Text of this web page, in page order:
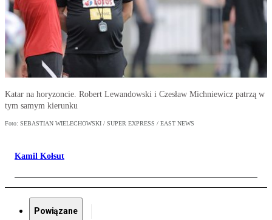
Katar na horyzoncie. Robert Lewandowski i Czesław Michniewicz patrzą w
tym samym kierunku
Foto: SEBASTIAN WIELECHOWSKI / SUPER EXPRESS / EAST NEWS
Kamil Kołsut
Powiązane